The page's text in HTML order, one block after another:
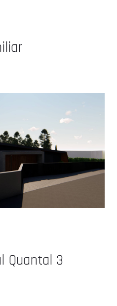
Quantal 3